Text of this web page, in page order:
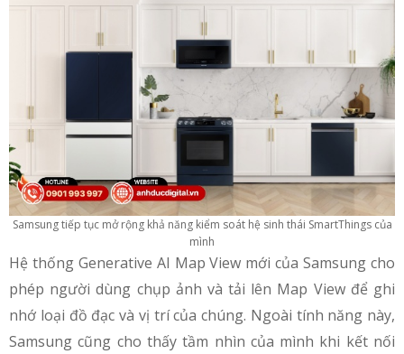
Samsung tiếp tục mở rộng khả năng kiểm soát hệ sinh thái SmartThings của
mình
Hệ thống Generative AI Map View mới của Samsung cho
phép người dùng chụp ảnh và tải lên Map View để ghi
nhớ loại đồ đạc và vị trí của chúng. Ngoài tính năng này,
Samsung cũng cho thấy tầm nhìn của mình khi kết nối